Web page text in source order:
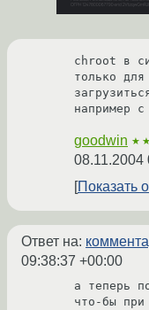
chroot в
только
например
goodwin ★★
08.11.2004
Показать
Ответ на:
09:38:37 +00:00
а теперь
что-бы при